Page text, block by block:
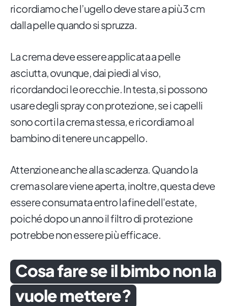
ricordiamo che l’ugello deve stare a più 3 cm
dalla pelle quando si spruzza.
La crema deve essere applicata a pelle
asciutta, ovunque, dai piedi al viso,
ricordandoci le orecchie. In testa, si possono
usare degli spray con protezione, se i capelli
sono corti la crema stessa, e ricordiamo al
bambino di tenere un cappello.
Attenzione anche alla scadenza. Quando la
crema solare viene aperta, inoltre, questa deve
essere consumata entro la fine dell'estate,
poiché dopo un anno il filtro di protezione
potrebbe non essere più efficace.
Cosa fare se il bimbo non la
vuole mettere?